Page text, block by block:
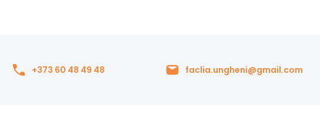
+373 60 48 49 48 faclia.ungheni@gmail.com